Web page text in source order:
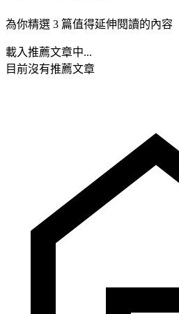
為你精選 3 篇值得延伸閱讀的內容
載入推薦文章中...
目前沒有推薦文章